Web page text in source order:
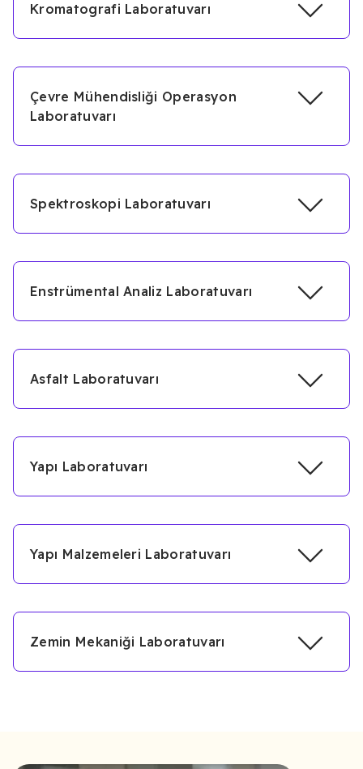
Kromatografi Laboratuvarı
Çevre Mühendisliği Operasyon
Laboratuvarı
Spektroskopi Laboratuvarı
Enstrümental Analiz Laboratuvarı
Asfalt Laboratuvarı
Yapı Laboratuvarı
Yapı Malzemeleri Laboratuvarı
Zemin Mekaniği Laboratuvarı